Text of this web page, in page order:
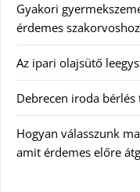
Gyakori
érdemes
Az ipari olajsütő
Debrecen iroda
Hogyan válasszunk
amit érdemes előre